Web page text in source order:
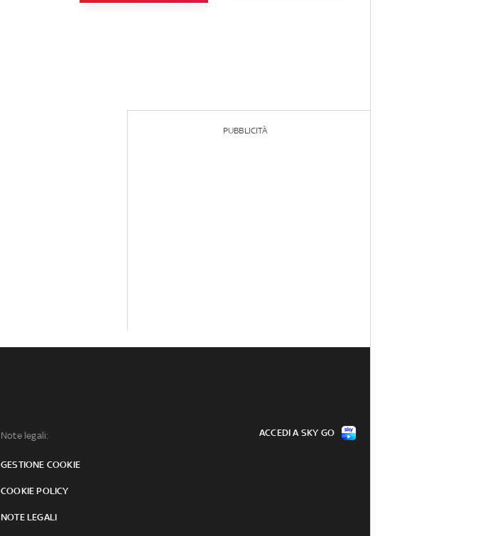
PUBBLICITÀ
Note legali:
GESTIONE COOKIE
COOKIE POLICY
NOTE LEGALI
ACCEDI A SKY GO